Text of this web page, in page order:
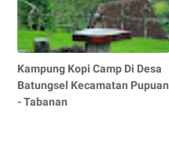
Kampung Kopi Camp Di Desa
Batungsel Kecamatan Pupuan
- Tabanan